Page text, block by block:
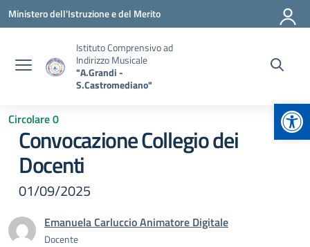
Vai ai contenuti
Vai al menu di navigazione
Vai al footer
Ministero dell'Istruzione e del Merito
Istituto Comprensivo ad
Indirizzo Musicale
"A.Grandi -
S.Castromediano"
Circolare 0
Convocazione Collegio dei
Docenti
01/09/2025
Emanuela Carluccio Animatore Digitale
Docente